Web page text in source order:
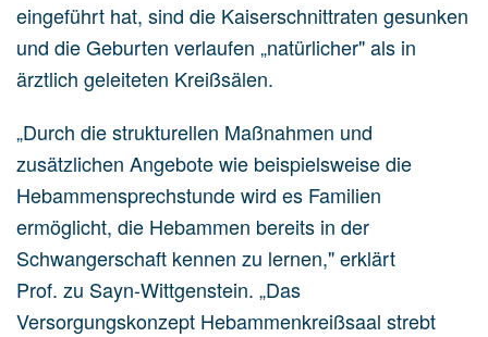
eingeführt hat, sind die Kaiserschnittraten gesunken
und die Geburten verlaufen „natürlicher" als in
ärztlich geleiteten Kreißsälen.
„Durch die strukturellen Maßnahmen und
zusätzlichen Angebote wie beispielsweise die
Hebammensprechstunde wird es Familien
ermöglicht, die Hebammen bereits in der
Schwangerschaft kennen zu lernen," erklärt
Prof. zu Sayn-Wittgenstein. „Das
Versorgungskonzept Hebammenkreißsaal strebt